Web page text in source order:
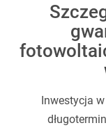
Inwestycja